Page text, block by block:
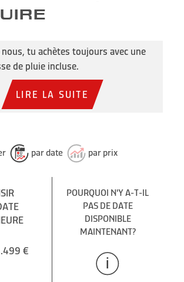
nous, tu achètes toujours avec une
de pluie incluse.
LIRE LA SUITE
par date par prix
€
POURQUOI N'Y A-T-IL
PAS DE DATE
DISPONIBLE
MAINTENANT?